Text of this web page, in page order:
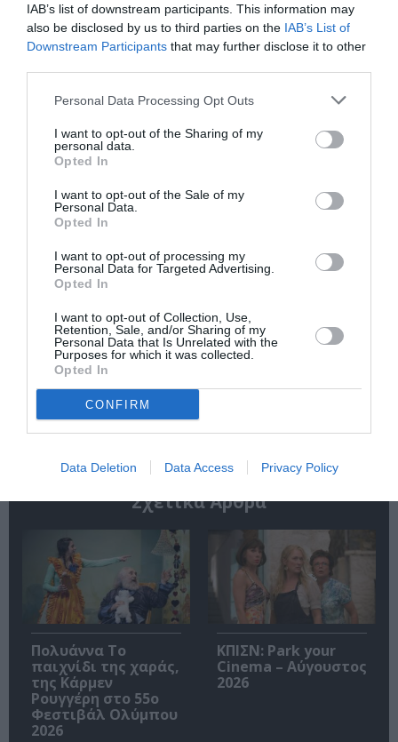
IAB’s list of downstream participants. This information may
also be disclosed by us to third parties on the IAB’s List of
Downstream Participants that may further disclose it to other
Personal Data Processing Opt Outs
I want to opt-out of the Sharing of my
personal data.
Opted In
I want to opt-out of the Sale of my
Personal Data.
Opted In
I want to opt-out of processing my
Personal Data for Targeted Advertising.
Opted In
I want to opt-out of Collection, Use,
Retention, Sale, and/or Sharing of my
Personal Data that Is Unrelated with the
Purposes for which it was collected.
Opted In
CONFIRM
Data Deletion Data Access Privacy Policy
Tags
ΔΡΑΜΑΤΟΠΟΙΗΜΕΝΗ ΛΟΓΟΤΕΧΝΙΑ
ΔΡΑΣΤΗΡΙΟΤΗΤΕΣ ΓΙΑ ΠΑΙΔΙΑ
ΚΟΥΚΛΟΘΕΑΤΡΟ
ΠΑΙΔΙΚΕΣ ΠΑΡΑΣΤΑΣΕΙΣ 2024 – 2025
ΠΑΙΔΙΚΕΣ ΠΑΡΑΣΤΑΣΕΙΣ ΚΑΙ ΕΚΘΕΣΕΙΣ ΓΙΑ ΠΑΙΔΙΑ
Κάθε βδομάδα στο e-mail σας τα τελευταία νέα για
την Τέχνη και τον Πολιτισμό!
Ακολουθήστε το Culturenow.gr
Σχετικά Άρθρα
Πολυάννα Το
παιχνίδι της χαράς,
της Κάρμεν
Ρουγγέρη στο 55ο
Φεστιβάλ Ολύμπου
2026
ΚΠΙΣΝ: Park your
Cinema – Αύγουστος
2026